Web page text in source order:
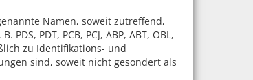
Namen, soweit zutreffend,
PDT, PCB, PCJ, ABP, ABT, OBL,
zu Identifikations- und
sind, soweit nicht gesondert als